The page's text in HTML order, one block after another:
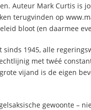
Auteur Mark Curtis is
terugvinden op
bloot (en daarmee
sinds 1945, alle
met twéé
vijand is de eigen
gewoonte –